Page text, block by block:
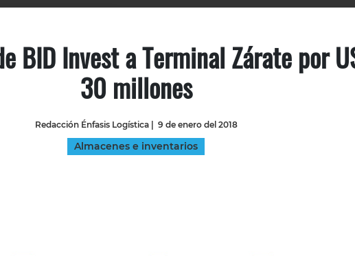
e inventarios
Cadena de Suministro del Agro
Management
BID Invest a Terminal Zárate por
30 millones
Redacción Énfasis Logística| 9 de enero del 2018
Almacenes e inventarios